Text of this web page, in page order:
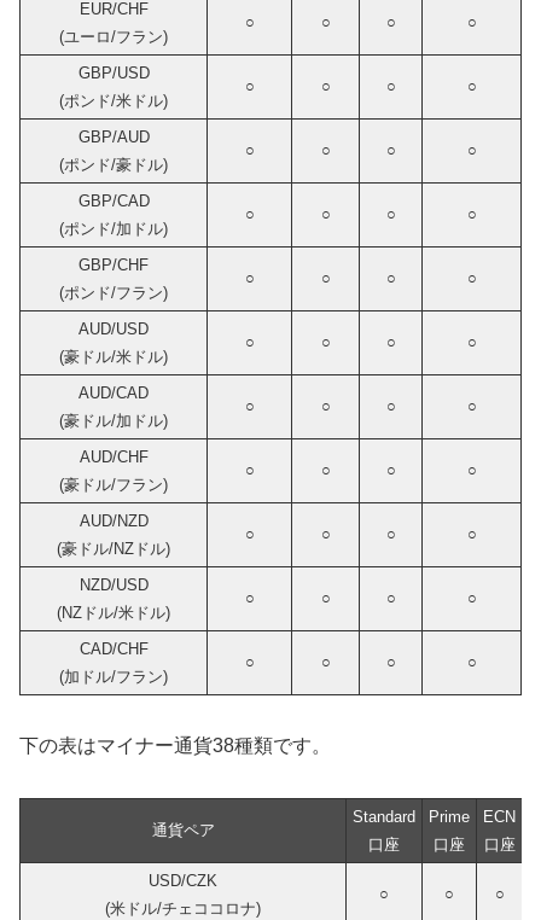
EUR/CHF
(ユーロ/フラン)
○ ○ ○ ○
GBP/USD
(ポンド/米ドル)
○ ○ ○ ○
GBP/AUD
(ポンド/豪ドル)
○ ○ ○ ○
GBP/CAD
(ポンド/加ドル)
○ ○ ○ ○
GBP/CHF
(ポンド/フラン)
○ ○ ○ ○
AUD/USD
(豪ドル/米ドル)
○ ○ ○ ○
AUD/CAD
(豪ドル/加ドル)
○ ○ ○ ○
AUD/CHF
(豪ドル/フラン)
○ ○ ○ ○
AUD/NZD
(豪ドル/NZドル)
○ ○ ○ ○
NZD/USD
(NZドル/米ドル)
○ ○ ○ ○
CAD/CHF
(加ドル/フラン)
○ ○ ○ ○
下の表はマイナー通貨38種類です。
通貨ペア
Standard
口座
Prime
口座
ECN
口座
USD/CZK
(米ドル/チェココロナ)
○ ○ ○